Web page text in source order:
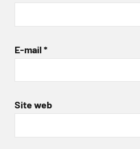
E-mail *
Site web